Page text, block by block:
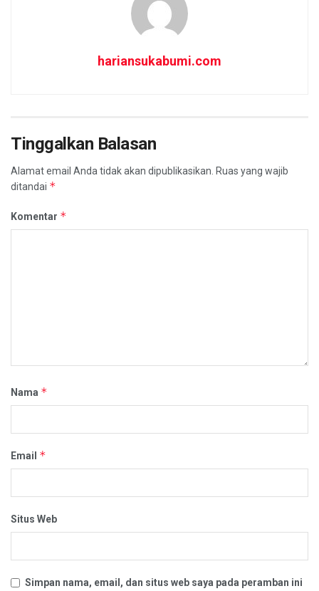
hariansukabumi.com
Tinggalkan Balasan
Alamat email Anda tidak akan dipublikasikan. Ruas yang wajib
ditandai *
Komentar *
Nama *
Email *
Situs Web
Simpan nama, email, dan situs web saya pada peramban ini